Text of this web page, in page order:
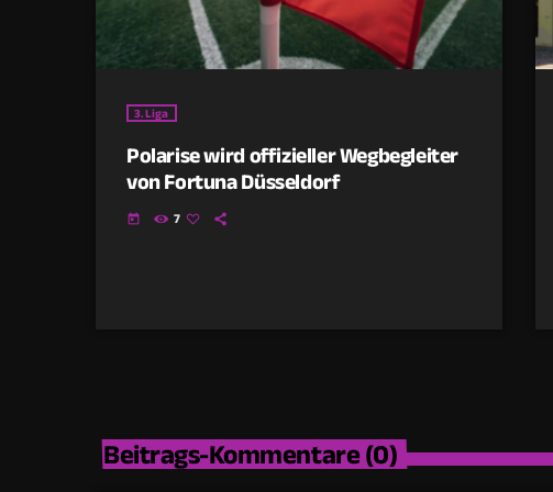
3.Liga
Polarise wird offizieller Wegbegleiter
von Fortuna Düsseldorf
today 7
Beitrags-Kommentare (0)